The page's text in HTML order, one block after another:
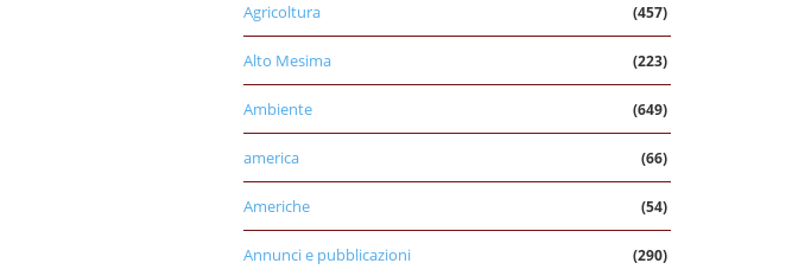
Agricoltura (457)
Alto Mesima (223)
Ambiente (649)
america (66)
Americhe (54)
Annunci e pubblicazioni (290)